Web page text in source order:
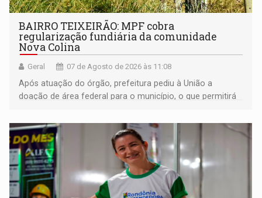
BAIRRO TEIXEIRÃO: MPF cobra
regularização fundiária da comunidade
Nova Colina
Geral 07 de Agosto de 2026 às 11:08
Após atuação do órgão, prefeitura pediu à União a
doação de área federal para o município, o que permitirá